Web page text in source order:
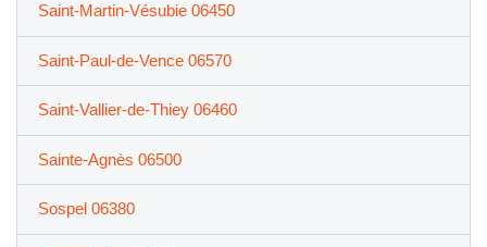
Saint-Martin-Vésubie 06450
Saint-Paul-de-Vence 06570
Saint-Vallier-de-Thiey 06460
Sainte-Agnès 06500
Sospel 06380